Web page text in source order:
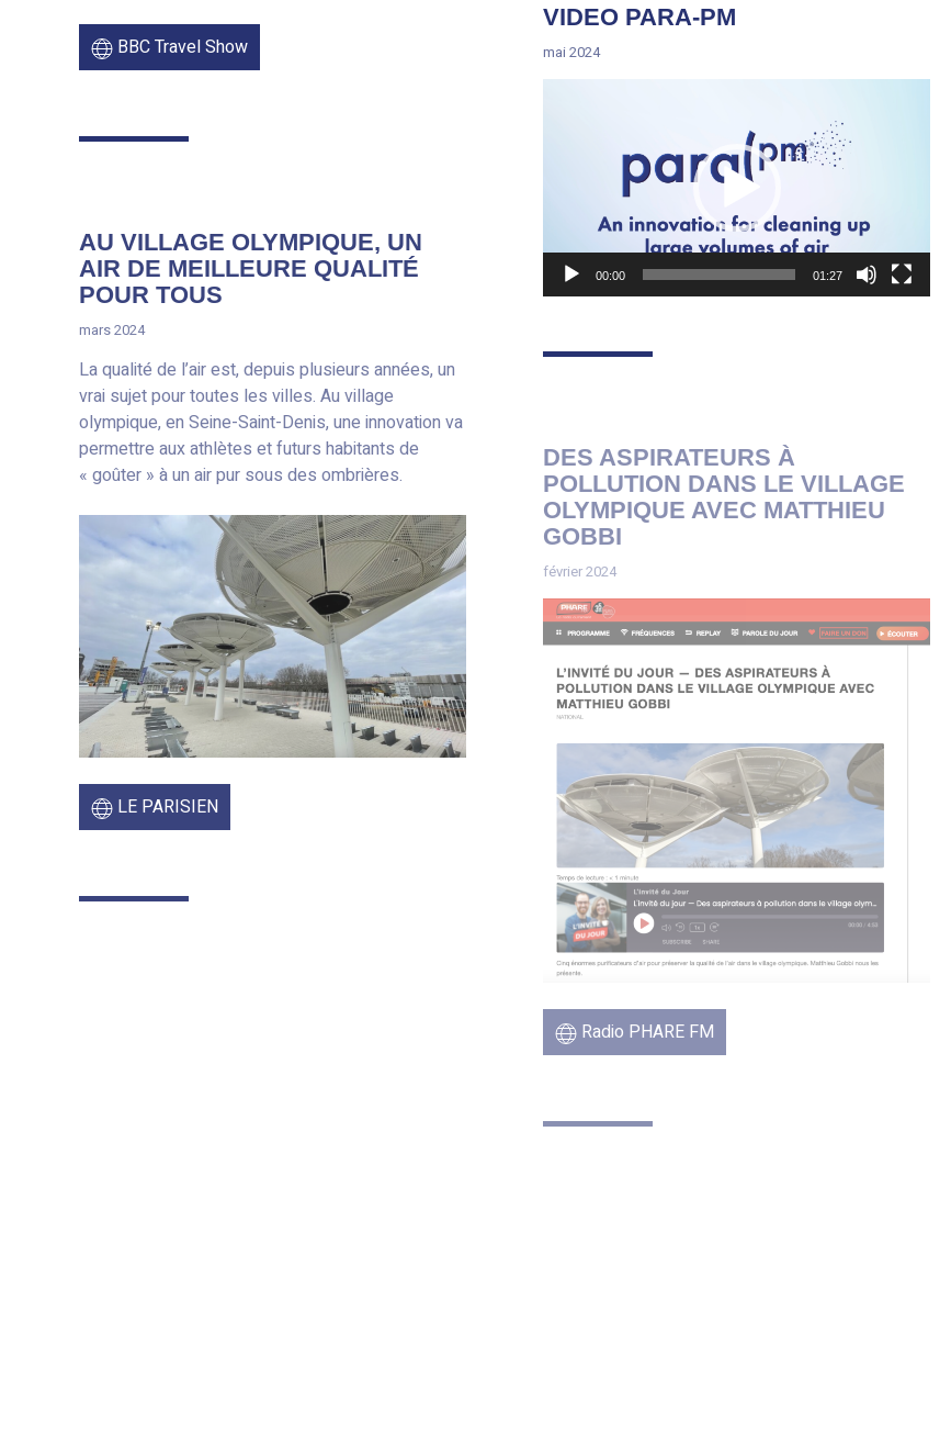
BBC Travel Show
VIDEO PARA-PM
mai 2024
00:00 01:27
AU VILLAGE OLYMPIQUE, UN
AIR DE MEILLEURE QUALITÉ
POUR TOUS
mars 2024
La qualité de l’air est, depuis plusieurs années, un
vrai sujet pour toutes les villes. Au village
olympique, en Seine-Saint-Denis, une innovation va
permettre aux athlètes et futurs habitants de
« goûter » à un air pur sous des ombrières.
LE PARISIEN
DES ASPIRATEURS À
POLLUTION DANS LE VILLAGE
OLYMPIQUE AVEC MATTHIEU
GOBBI
février 2024
Radio PHARE FM